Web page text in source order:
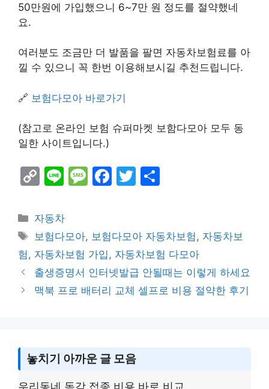
50만원에 가입했으니 6~7만 원 정도를 절약했네
요.
여러분도 조금만 더 발품을 팔면 자동차보험료를 아
낄 수 있으니 꼭 한번 이용해보시길 추천드립니다.
🔗 보험다모아 바로가기
(참고로 온라인 보험 슈퍼마켓 보함다모아 모두 동
일한 사이트입니다.)
C
p
y
Li
n
k
Li
e
M
s
a
g
e
F
e
b
o
o
T
er e
Categories
자동차
Tags
보험다모아, 보험다모아 자동차보험 , 자동차보
험 , 자동차보험 가입 , 자동차보험 다모아
출생증명서 인터넷발급 안될때는 이렇게 하세요
맥북 프로 배터리 교체 셀프로 비용 절약한 후기
놓치기 아까운 글 모음
우리동네 독감 접종 비용 바로 비교